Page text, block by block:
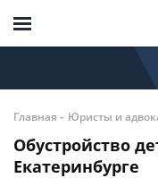
Главная - Юристы и
Обустройство
Екатеринбурге